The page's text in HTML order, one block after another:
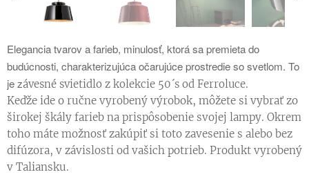
Elegancia tvarov a farieb, minulosť, ktorá sa premieta do
budúcnosti, charakterizujúca očarujúce prostredie so svetlom. To
je závesné svietidlo z kolekcie 50´s od Ferroluce.
Keďže ide o ručne vyrobený výrobok, môžete si vybrať zo
širokej škály farieb na prispôsobenie svojej lampy. Okrem
toho máte možnosť zakúpiť si toto zavesenie s alebo bez
difúzora, v závislosti od vašich potrieb. Produkt vyrobený
v Taliansku.